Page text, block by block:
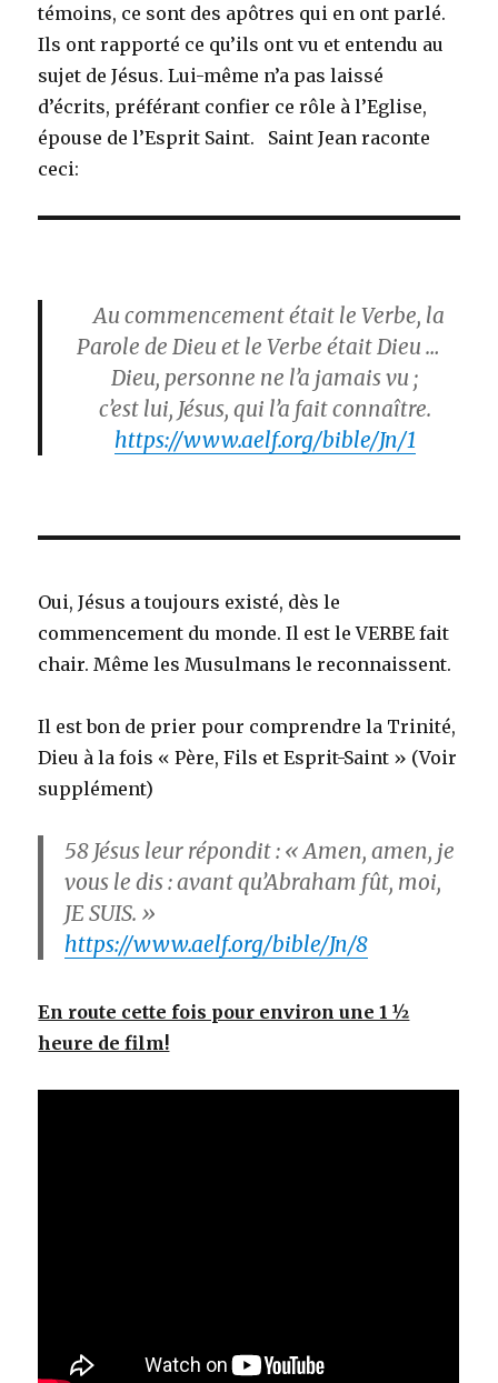
témoins, ce sont des apôtres qui en ont parlé.
Ils ont rapporté ce qu’ils ont vu et entendu au
sujet de Jésus. Lui-même n’a pas laissé
d’écrits, préférant confier ce rôle à l’Eglise,
épouse de l’Esprit Saint. Saint Jean raconte
ceci:
Au commencement était le Verbe, la
Parole de Dieu et le Verbe était Dieu …
Dieu, personne ne l’a jamais vu ;
c’est lui, Jésus, qui l’a fait connaître.
https://www.aelf.org/bible/Jn/1
Oui, Jésus a toujours existé, dès le
commencement du monde. Il est le VERBE fait
chair. Même les Musulmans le reconnaissent.
Il est bon de prier pour comprendre la Trinité,
Dieu à la fois « Père, Fils et Esprit-Saint » (Voir
supplément)
58 Jésus leur répondit : « Amen, amen, je
vous le dis : avant qu’Abraham fût, moi,
JE SUIS. »
https://www.aelf.org/bible/Jn/8
En route cette fois pour environ une 1 ½
heure de film!